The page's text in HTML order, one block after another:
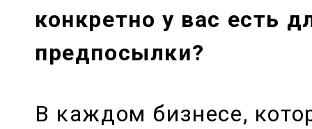
конкретно у вас есть
предпосылки?
В каждом бизнесе,